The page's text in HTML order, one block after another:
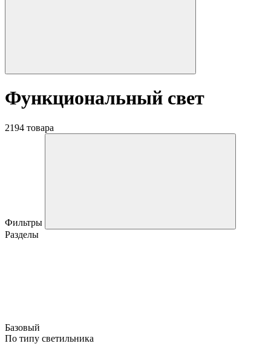
Функциональный свет
2194 товара
Фильтры
Разделы
Базовый
По типу светильника